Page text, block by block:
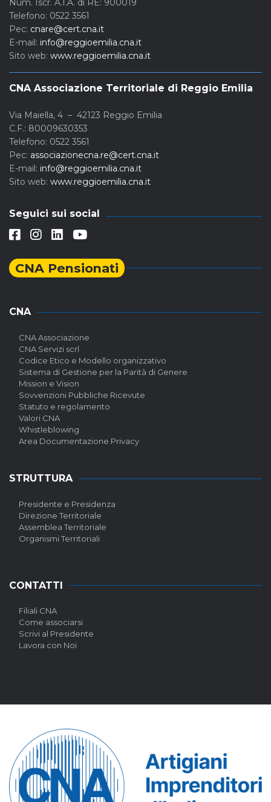
Telefono: 0522 3561
Pec: cnare@cert.cna.it
E-mail: info@reggioemilia.cna.it
Sito web: www.reggioemilia.cna.it
CNA Associazione Territoriale di Reggio Emilia
Via Maiella, 4 – 42123 Reggio Emilia
C.F.: 80009630353
Telefono: 0522 3561
Pec: associazionecna.re@cert.cna.it
E-mail: info@reggioemilia.cna.it
Sito web: www.reggioemilia.cna.it
Seguici sui social
CNA Pensionati
CNA
CNA Associazione
CNA Servizi scrl
Codice Etico e Modello organizzativo
Sistema di Gestione per la Parità di Genere
Mission e Vision
Sovvenzioni Pubbliche Ricevute
Statuto e regolamento
Valori CNA
Whistleblowing
Area Documentazione Privacy
STRUTTURA
Presidente e Presidenza
Direzione Territoriale
Assemblea Territoriale
Organismi Territoriali
CONTATTI
Filiali CNA
Come associarsi
Scrivi al Presidente
Lavora con Noi